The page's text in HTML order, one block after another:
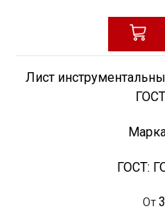
Лист
ГОСТ:
От